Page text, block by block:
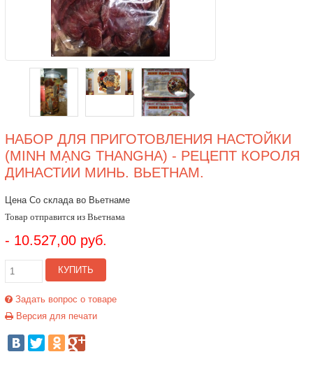
НАБОР ДЛЯ ПРИГОТОВЛЕНИЯ НАСТОЙКИ
(MINH MẠNG THANGНА) - РЕЦЕПТ КОРОЛЯ
ДИНАСТИИ МИНЬ. ВЬЕТНАМ.
Цена Со склада во Вьетнаме
Товар отправится из Вьетнама
- 10.527,00 руб.
КУПИТЬ
Задать вопрос о товаре
Версия для печати